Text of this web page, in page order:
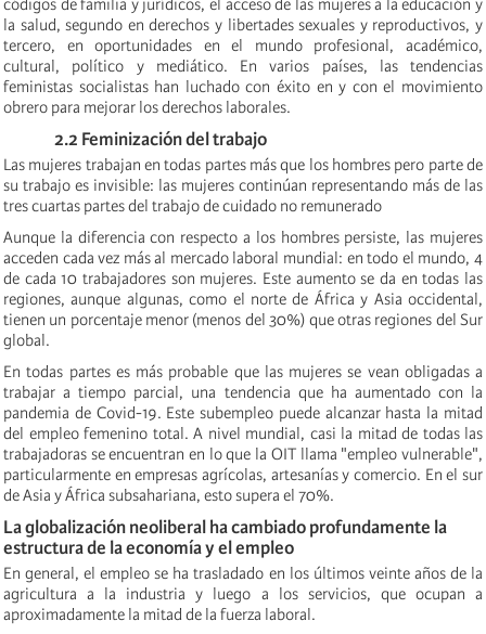
códigos de familia y jurídicos, el acceso de las mujeres a la educación y
la salud, segundo en derechos y libertades sexuales y reproductivos, y
tercero, en oportunidades en el mundo profesional, académico,
cultural, político y mediático. En varios países, las tendencias
feministas socialistas han luchado con éxito en y con el movimiento
obrero para mejorar los derechos laborales.
2.2 Feminización del trabajo
Las mujeres trabajan en todas partes más que los hombres pero parte de
su trabajo es invisible: las mujeres continúan representando más de las
tres cuartas partes del trabajo de cuidado no remunerado
Aunque la diferencia con respecto a los hombres persiste, las mujeres
acceden cada vez más al mercado laboral mundial: en todo el mundo, 4
de cada 10 trabajadores son mujeres. Este aumento se da en todas las
regiones, aunque algunas, como el norte de África y Asia occidental,
tienen un porcentaje menor (menos del 30%) que otras regiones del Sur
global.
En todas partes es más probable que las mujeres se vean obligadas a
trabajar a tiempo parcial, una tendencia que ha aumentado con la
pandemia de Covid-19. Este subempleo puede alcanzar hasta la mitad
del empleo femenino total. A nivel mundial, casi la mitad de todas las
trabajadoras se encuentran en lo que la OIT llama "empleo vulnerable",
particularmente en empresas agrícolas, artesanías y comercio. En el sur
de Asia y África subsahariana, esto supera el 70%.
La globalización neoliberal ha cambiado profundamente la
estructura de la economía y el empleo
En general, el empleo se ha trasladado en los últimos veinte años de la
agricultura a la industria y luego a los servicios, que ocupan a
aproximadamente la mitad de la fuerza laboral.